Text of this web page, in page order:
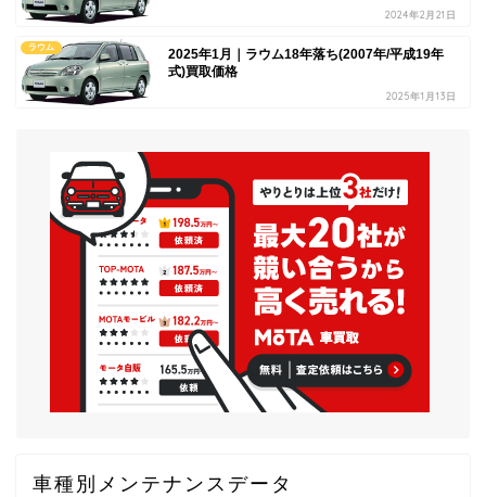
2024年2月21日
ラウム
2025年1月｜ラウム18年落ち(2007年/平成19年
式)買取価格
2025年1月13日
車種別メンテナンスデータ